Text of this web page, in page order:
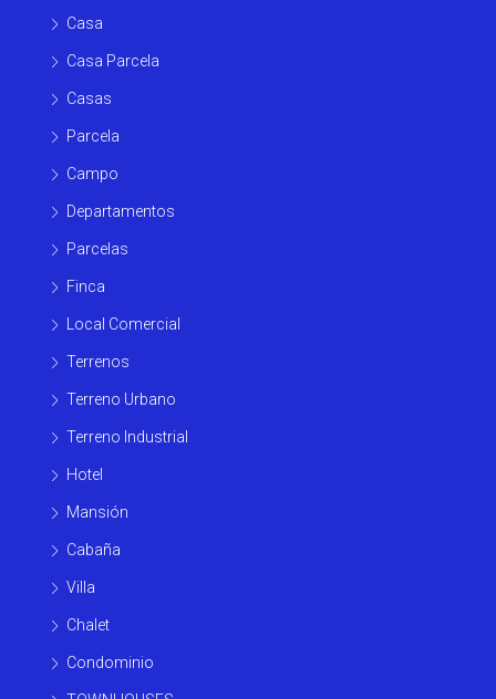
Casa
Casa Parcela
Casas
Parcela
Campo
Departamentos
Parcelas
Finca
Local Comercial
Terrenos
Terreno Urbano
Terreno Industrial
Hotel
Mansión
Cabaña
Villa
Chalet
Condominio